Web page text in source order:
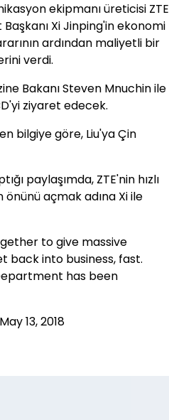
ekipmanı üreticisi ZTE
Xi Jinping'in ekonomi
ardından maliyetli bir
verdi.
Bakanı Steven Mnuchin ile
ziyaret edecek.
bilgiye göre, Liu'ya Çin
paylaşımda, ZTE'nin hızlı
açmak adına Xi ile
to give massive
back into business, fast.
has been
May 13, 2018